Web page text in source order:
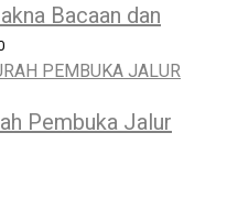
Bacaan dan
Pembuka Jalur